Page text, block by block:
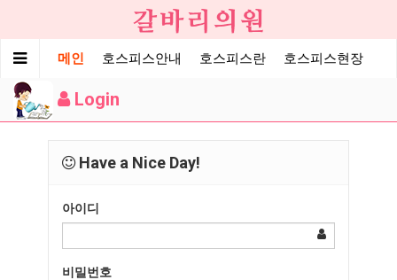
메인 호스피스안내 호스피스란 호스피스현장
Login
Have a Nice Day!
아이디
비밀번호